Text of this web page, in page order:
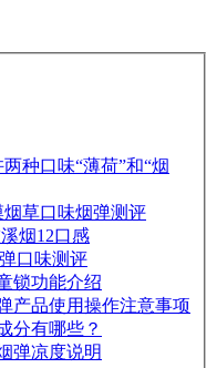
种口味“薄荷”和“烟
烟草口味烟弹测评
烟12口感
口味测评
锁功能介绍
产品使用操作注意事项
分有哪些？
弹凉度说明